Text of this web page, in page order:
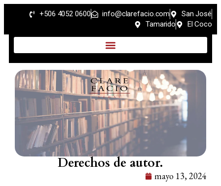
+506 4052 0600 info@clarefacio.com
San José
Tamarido
El Coco
Derechos de autor.
mayo 13, 2024